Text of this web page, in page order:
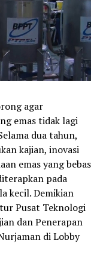
agar
emas tidak lagi
dua tahun,
kajian, inovasi
emas yang bebas
pada
kecil. Demikian
Pusat Teknologi
dan Penerapan
di Lobby